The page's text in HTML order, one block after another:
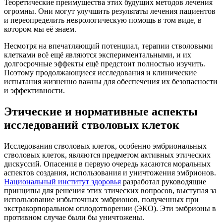
Теоретические преимущества этих будущих методов лечения
огромны. Они могут улучшить результаты лечения пациентов
и переопределить неврологическую помощь в том виде, в
котором мы её знаем.
Несмотря на впечатляющий потенциал, терапии стволовыми
клетками всё ещё являются экспериментальными, и их
долгосрочные эффекты ещё предстоит полностью изучить.
Поэтому продолжающиеся исследования и клинические
испытания жизненно важны для обеспечения их безопасности
и эффективности.
Этические и нормативные аспекты
исследований стволовых клеток
Исследования стволовых клеток, особенно эмбриональных
стволовых клеток, являются предметом активных этических
дискуссий. Опасения в первую очередь касаются моральных
аспектов создания, использования и уничтожения эмбрионов.
Национальный институт здоровья разработал руководящие
принципы для решения этих этических вопросов, выступая за
использование избыточных эмбрионов, полученных при
экстракорпоральном оплодотворении (ЭКО). Эти эмбрионы в
противном случае были бы уничтожены.